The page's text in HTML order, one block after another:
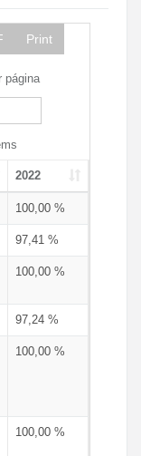
Print
página
2022
100,00 %
97,41 %
100,00 %
97,24 %
100,00 %
100,00 %